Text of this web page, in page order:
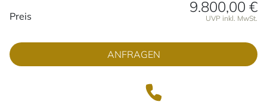
Preisinformationen
Preis
9.800,00 €
UVP inkl. MwSt.
ANFRAGEN